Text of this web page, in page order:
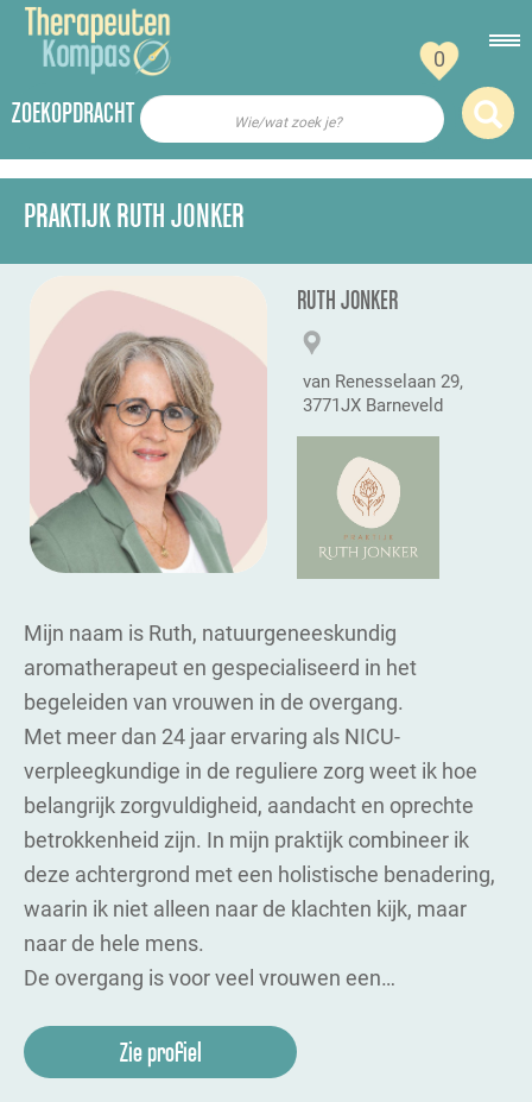
0
ZOEKOPDRACHT Wie/wat zoek je?
PRAKTIJK RUTH JONKER
RUTH JONKER
van Renesselaan 29,
3771JX Barneveld
Mijn naam is Ruth, natuurgeneeskundig
aromatherapeut en gespecialiseerd in het
begeleiden van vrouwen in de overgang.
Met meer dan 24 jaar ervaring als NICU-
verpleegkundige in de reguliere zorg weet ik hoe
belangrijk zorgvuldigheid, aandacht en oprechte
betrokkenheid zijn. In mijn praktijk combineer ik
deze achtergrond met een holistische benadering,
waarin ik niet alleen naar de klachten kijk, maar
naar de hele mens.
De overgang is voor veel vrouwen een…
Zie profiel